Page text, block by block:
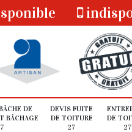
DE
BÂCHAGE
DEVIS FUITE
DE TOITURE
27
DE
27